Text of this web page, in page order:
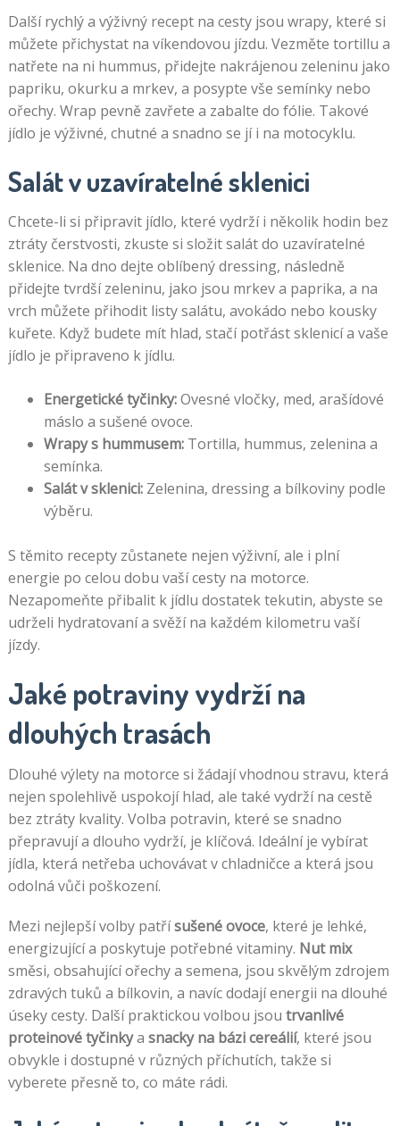
Další rychlý a výživný recept na cesty jsou wrapy, které si
můžete přichystat na víkendovou jízdu. Vezměte tortillu a
natřete na ni hummus, přidejte nakrájenou zeleninu jako
papriku, okurku a mrkev, a posypte vše semínky nebo
ořechy. Wrap pevně zavřete a zabalte do fólie. Takové
jídlo je výživné, chutné a snadno se jí i na motocyklu.
Salát v uzavíratelné sklenici
Chcete-li si připravit jídlo, které vydrží i několik hodin bez
ztráty čerstvosti, zkuste si složit salát do uzavíratelné
sklenice. Na dno dejte oblíbený dressing, následně
přidejte tvrdší zeleninu, jako jsou mrkev a paprika, a na
vrch můžete přihodit listy salátu, avokádo nebo kousky
kuřete. Když budete mít hlad, stačí potřást sklenicí a vaše
jídlo je připraveno k jídlu.
Energetické tyčinky:Ovesné vločky, med, arašídové
máslo a sušené ovoce.
Wrapy s hummusem:Tortilla, hummus, zelenina a
semínka.
Salát v sklenici:Zelenina, dressing a bílkoviny podle
výběru.
S těmito recepty zůstanete nejen výživní, ale i plní
energie po celou dobu vaší cesty na motorce.
Nezapomeňte přibalit k jídlu dostatek tekutin, abyste se
udrželi hydratovaní a svěží na každém kilometru vaší
jízdy.
Jaké potraviny vydrží na
dlouhých trasách
Dlouhé výlety na motorce si žádají vhodnou stravu, která
nejen spolehlivě uspokojí hlad, ale také vydrží na cestě
bez ztráty kvality. Volba potravin, které se snadno
přepravují a dlouho vydrží, je klíčová. Ideální je vybírat
jídla, která netřeba uchovávat v chladničce a která jsou
odolná vůči poškození.
Mezi nejlepší volby patřísušené ovoce, které je lehké,
energizující a poskytuje potřebné vitaminy. Nut mix
směsi, obsahující ořechy a semena, jsou skvělým zdrojem
zdravých tuků a bílkovin, a navíc dodají energii na dlouhé
úseky cesty. Další praktickou volbou jsou trvanlivé
proteinové tyčinkya snacky na bázi cereálií, které jsou
obvykle i dostupné v různých příchutích, takže si
vyberete přesně to, co máte rádi.